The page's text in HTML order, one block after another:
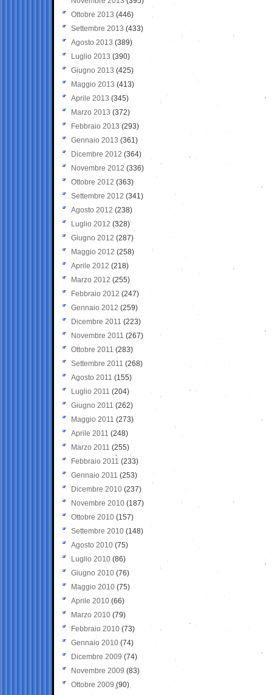
Ottobre 2013 (446)
Settembre 2013 (433)
Agosto 2013 (389)
Luglio 2013 (390)
Giugno 2013 (425)
Maggio 2013 (413)
Aprile 2013 (345)
Marzo 2013 (372)
Febbraio 2013 (293)
Gennaio 2013 (361)
Dicembre 2012 (364)
Novembre 2012 (336)
Ottobre 2012 (363)
Settembre 2012 (341)
Agosto 2012 (238)
Luglio 2012 (328)
Giugno 2012 (287)
Maggio 2012 (258)
Aprile 2012 (218)
Marzo 2012 (255)
Febbraio 2012 (247)
Gennaio 2012 (259)
Dicembre 2011 (223)
Novembre 2011 (267)
Ottobre 2011 (283)
Settembre 2011 (268)
Agosto 2011 (155)
Luglio 2011 (204)
Giugno 2011 (262)
Maggio 2011 (273)
Aprile 2011 (248)
Marzo 2011 (255)
Febbraio 2011 (233)
Gennaio 2011 (253)
Dicembre 2010 (237)
Novembre 2010 (187)
Ottobre 2010 (157)
Settembre 2010 (148)
Agosto 2010 (75)
Luglio 2010 (86)
Giugno 2010 (76)
Maggio 2010 (75)
Aprile 2010 (66)
Marzo 2010 (79)
Febbraio 2010 (73)
Gennaio 2010 (74)
Dicembre 2009 (74)
Novembre 2009 (83)
Ottobre 2009 (90)